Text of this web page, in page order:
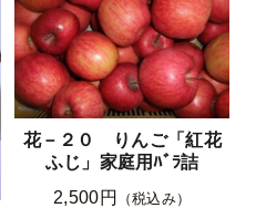
花－２０ りんご「紅花
ふじ」家庭用ﾊﾞﾗ詰
2,500円
（税込み）